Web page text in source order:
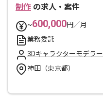
制作 の求人・案件
~600,000円／月
業務委託
3Dキャラクターモデラー
神田（東京都）